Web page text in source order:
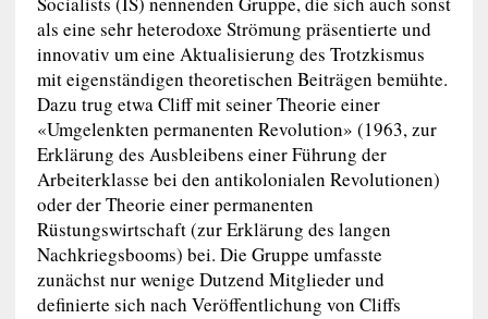
als eine sehr heterodoxe Strömung präsentierte und
innovativ um eine Aktualisierung des Trotzkismus
mit eigenständigen theoretischen Beiträgen bemühte.
Dazu trug etwa Cliff mit seiner Theorie einer
«Umgelenkten permanenten Revolution» (1963, zur
Erklärung des Ausbleibens einer Führung der
Arbeiterklasse bei den antikolonialen Revolutionen)
oder der Theorie einer permanenten
Rüstungswirtschaft (zur Erklärung des langen
Nachkriegsbooms) bei. Die Gruppe umfasste
zunächst nur wenige Dutzend Mitglieder und
definierte sich nach Veröffentlichung von Cliffs